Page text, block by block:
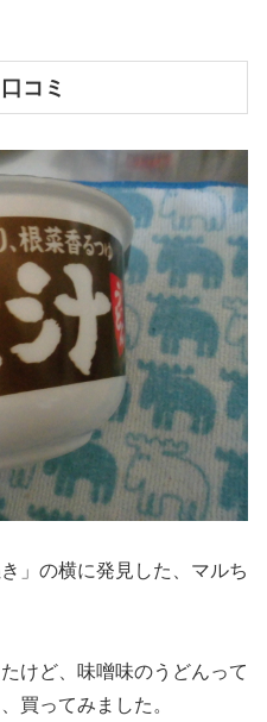
コミ
」の横に発見した、マルち
けど、味噌味のうどんって
買ってみました。